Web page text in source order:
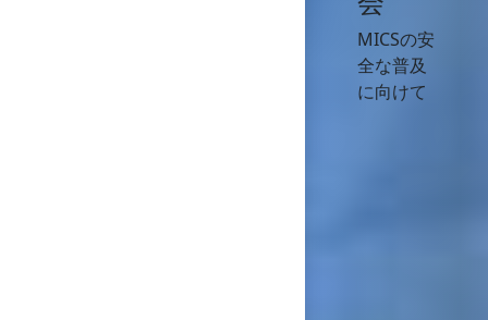
MICSの安
全な普及
に向けて